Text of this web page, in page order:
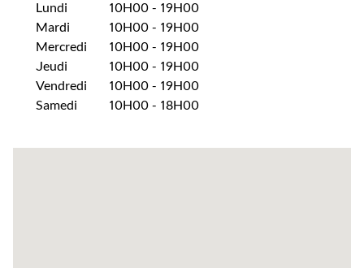
Lundi
10H00 - 19H00
Mardi
10H00 - 19H00
Mercredi
10H00 - 19H00
Jeudi
10H00 - 19H00
Vendredi
10H00 - 19H00
Samedi
10H00 - 18H00